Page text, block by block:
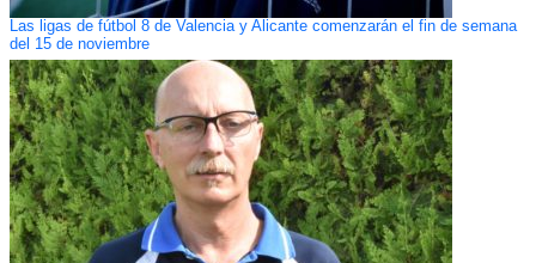
Las ligas de fútbol 8 de Valencia y Alicante comenzarán el fin de semana
del 15 de noviembre